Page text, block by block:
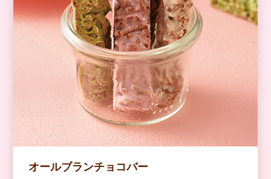
オールブランチョコバー